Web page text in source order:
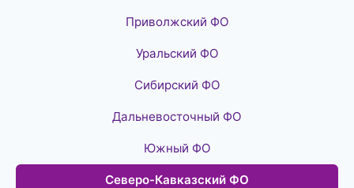
Приволжский ФО
Уральский ФО
Сибирский ФО
Дальневосточный ФО
Южный ФО
Северо-Кавказский ФО